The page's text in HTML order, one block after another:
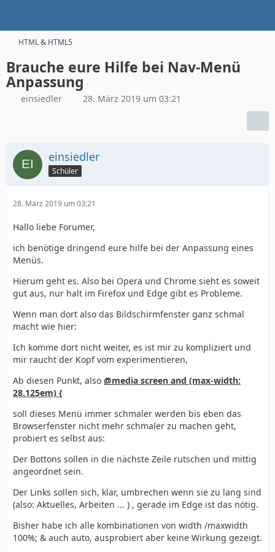
HTML & HTML5
Brauche eure Hilfe bei Nav-Menü
Anpassung
einsiedler 28. März 2019 um 03:21
einsiedler
Schüler
28. März 2019 um 03:21
Hallo liebe Forumer,
ich benötige dringend eure hilfe bei der Anpassung eines
Menüs.
Hierum geht es. Also bei Opera und Chrome sieht es soweit
gut aus, nur halt im Firefox und Edge gibt es Probleme.
Wenn man dort also das Bildschirmfenster ganz schmal
macht wie hier:
Ich komme dort nicht weiter, es ist mir zu kompliziert und
mir raucht der Kopf vom experimentieren,
Ab diesen Punkt, also @media screen and (max-width:
28.125em) {
soll dieses Menü immer schmaler werden bis eben das
Browserfenster nicht mehr schmaler zu machen geht,
probiert es selbst aus:
Der Bottons sollen in die nächste Zeile rutschen und mittig
angeordnet sein.
Der Links sollen sich, klar, umbrechen wenn sie zu lang sind
(also: Aktuelles, Arbeiten ... ) , gerade im Edge ist das nötig.
Bisher habe ich alle kombinationen von width /maxwidth
100%; & auch auto, ausprobiert aber keine Wirkung gezeigt.